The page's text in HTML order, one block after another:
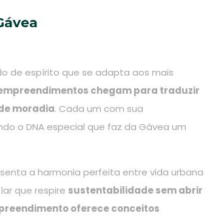
de espírito que se adapta aos mais
chegam para traduzir
moradia. Cada um com sua
o DNA especial que faz da Gávea um
a harmonia perfeita entre vida urbana
que respire sustentabilidade sem abrir
oferece conceitos